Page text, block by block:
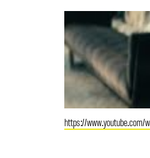
https://www.youtube.com/